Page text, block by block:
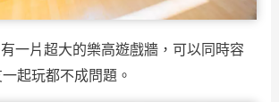
一片超大的樂高遊戲牆，可以同時容
起玩都不成問題。